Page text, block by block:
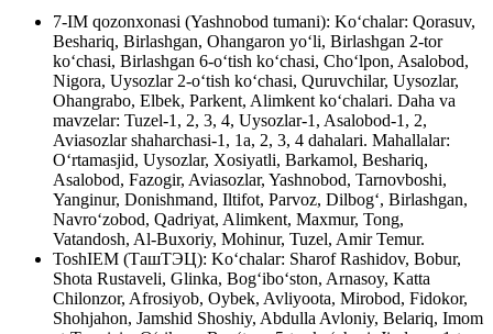
7-IM qozonxonasi (Yashnobod tumani): Ko‘chalar: Qorasuv,
Beshariq, Birlashgan, Ohangaron yo‘li, Birlashgan 2-tor
ko‘chasi, Birlashgan 6-o‘tish ko‘chasi, Cho‘lpon, Asalobod,
Nigora, Uysozlar 2-o‘tish ko‘chasi, Quruvchilar, Uysozlar,
Ohangrabo, Elbek, Parkent, Alimkent ko‘chalari. Daha va
mavzelar: Tuzel-1, 2, 3, 4, Uysozlar-1, Asalobod-1, 2,
Aviasozlar shaharchasi-1, 1a, 2, 3, 4 dahalari. Mahallalar:
O‘rtamasjid, Uysozlar, Xosiyatli, Barkamol, Beshariq,
Asalobod, Fazogir, Aviasozlar, Yashnobod, Tarnovboshi,
Yanginur, Donishmand, Iltifot, Parvoz, Dilbog‘, Birlashgan,
Navro‘zobod, Qadriyat, Alimkent, Maxmur, Tong,
Vatandosh, Al-Buxoriy, Mohinur, Tuzel, Amir Temur.
ToshIEM (ТашТЭЦ): Ko‘chalar: Sharof Rashidov, Bobur,
Shota Rustaveli, Glinka, Bog‘ibo‘ston, Arnasoy, Katta
Chilonzor, Afrosiyob, Oybek, Avliyoota, Mirobod, Fidokor,
Shohjahon, Jamshid Shoshiy, Abdulla Avloniy, Belariq, Imom